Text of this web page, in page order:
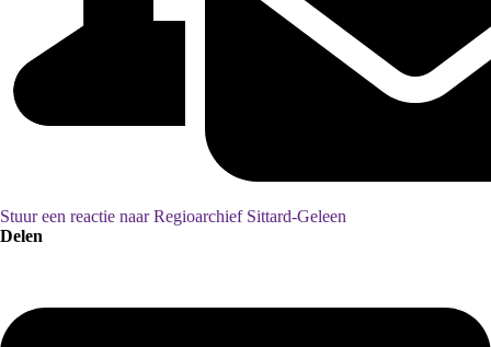
Stuur een reactie naar Regioarchief Sittard-Geleen
Delen